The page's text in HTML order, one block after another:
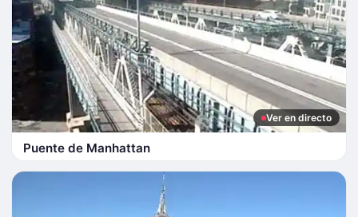
Ver en directo
Puente de Manhattan